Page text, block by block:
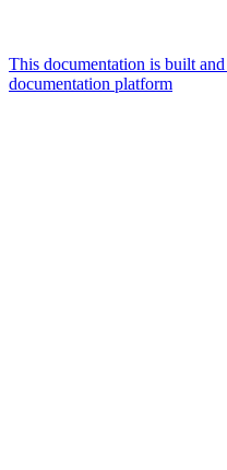
This documentation is built
documentation platform